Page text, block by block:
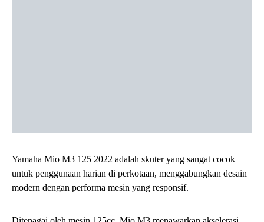
Yamaha Mio M3 125 2022 adalah skuter yang sangat cocok
untuk penggunaan harian di perkotaan, menggabungkan desain
modern dengan performa mesin yang responsif.